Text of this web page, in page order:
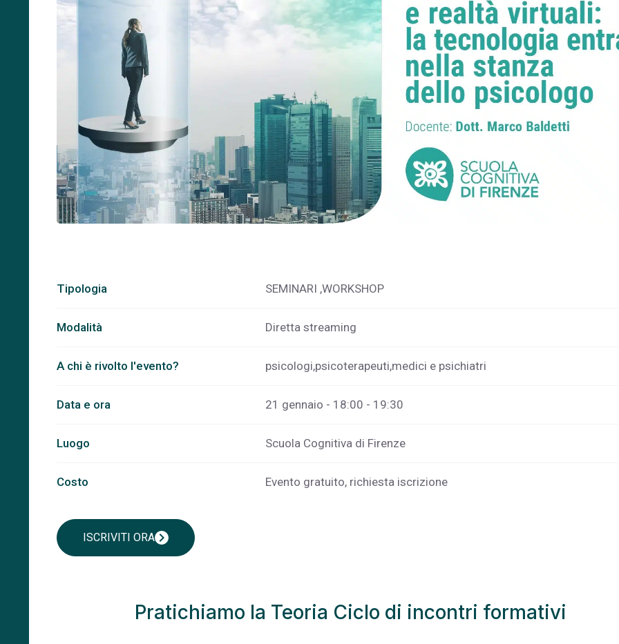
Tipologia SEMINARI ,WORKSHOP
Modalità Diretta streaming
A chi è rivolto l'evento? psicologi,psicoterapeuti,medici e psichiatri
Data e ora 21 gennaio - 18:00 - 19:30
Luogo Scuola Cognitiva di Firenze
Costo Evento gratuito, richiesta iscrizione
ISCRIVITI ORAchevron_right
Pratichiamo la Teoria Ciclo di incontri formativi